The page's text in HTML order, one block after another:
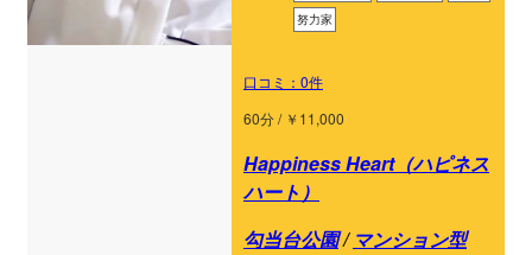
努力家
口コミ：0件
60分 / ￥11,000
Happiness Heart（ハピネス
ハート）
勾当台公園/ マンション型